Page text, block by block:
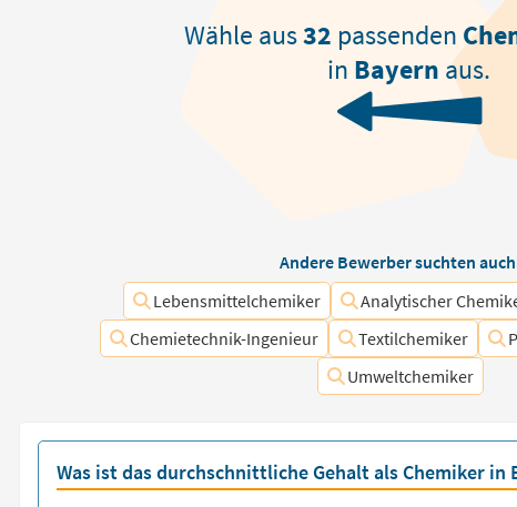
Wähle aus32 passenden
in Bayern aus.
Andere Bewerber suchten
Lebensmittelchemiker
Analytischer
Chemietechnik-Ingenieur
Textilchemiker
Umweltchemiker
Was ist das durchschnittliche Gehalt als Chemiker in